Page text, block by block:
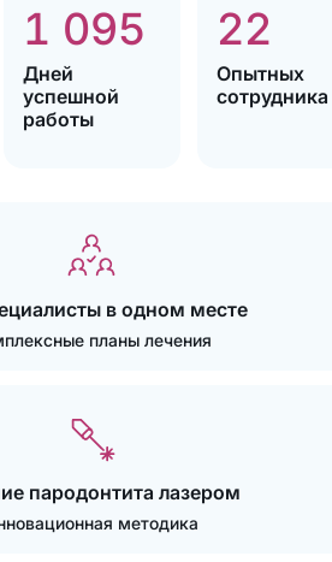
1 095
Дней
успешной
работы
22
Опытных
сотрудника
в одном месте
планы лечения
пародонтита лазером
методика